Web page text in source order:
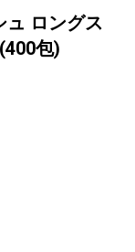
ュ ロングス
包)